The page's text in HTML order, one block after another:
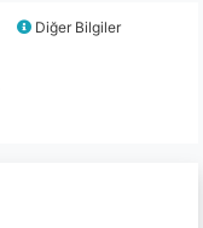
Diğer Bilgiler